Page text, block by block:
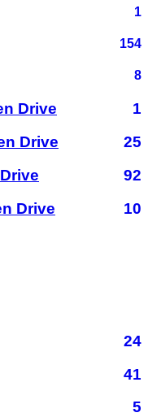
1
154
8
Drive
1
Drive
25
92
Drive
10
24
41
5